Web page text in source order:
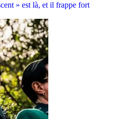
» est là, et il frappe fort